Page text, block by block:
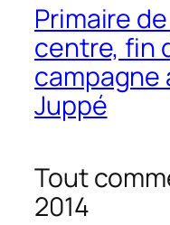
Primaire
centre, fin
campagne
Juppé
Tout
2014